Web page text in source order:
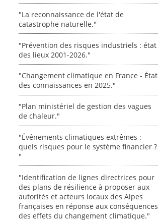
"La reconnaissance de l'état de
catastrophe naturelle."
"Prévention des risques industriels : état
des lieux 2001-2026."
"Changement climatique en France - État
des connaissances en 2025."
"Plan ministériel de gestion des vagues
de chaleur."
"Événements climatiques extrêmes :
quels risques pour le système financier ?
"
"Identification de lignes directrices pour
des plans de résilience à proposer aux
autorités et acteurs locaux des Alpes
françaises en réponse aux conséquences
des effets du changement climatique."